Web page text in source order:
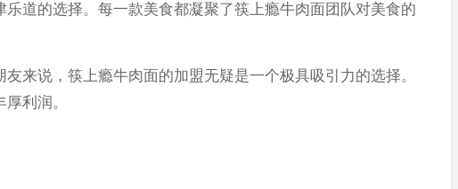
道的选择。每一款美食都凝聚了筷上瘾牛肉面团队对美食的
说，筷上瘾牛肉面的加盟无疑是一个极具吸引力的选择。
利润。